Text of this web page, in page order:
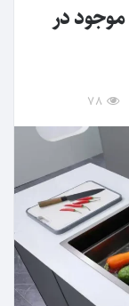
موجود در
78